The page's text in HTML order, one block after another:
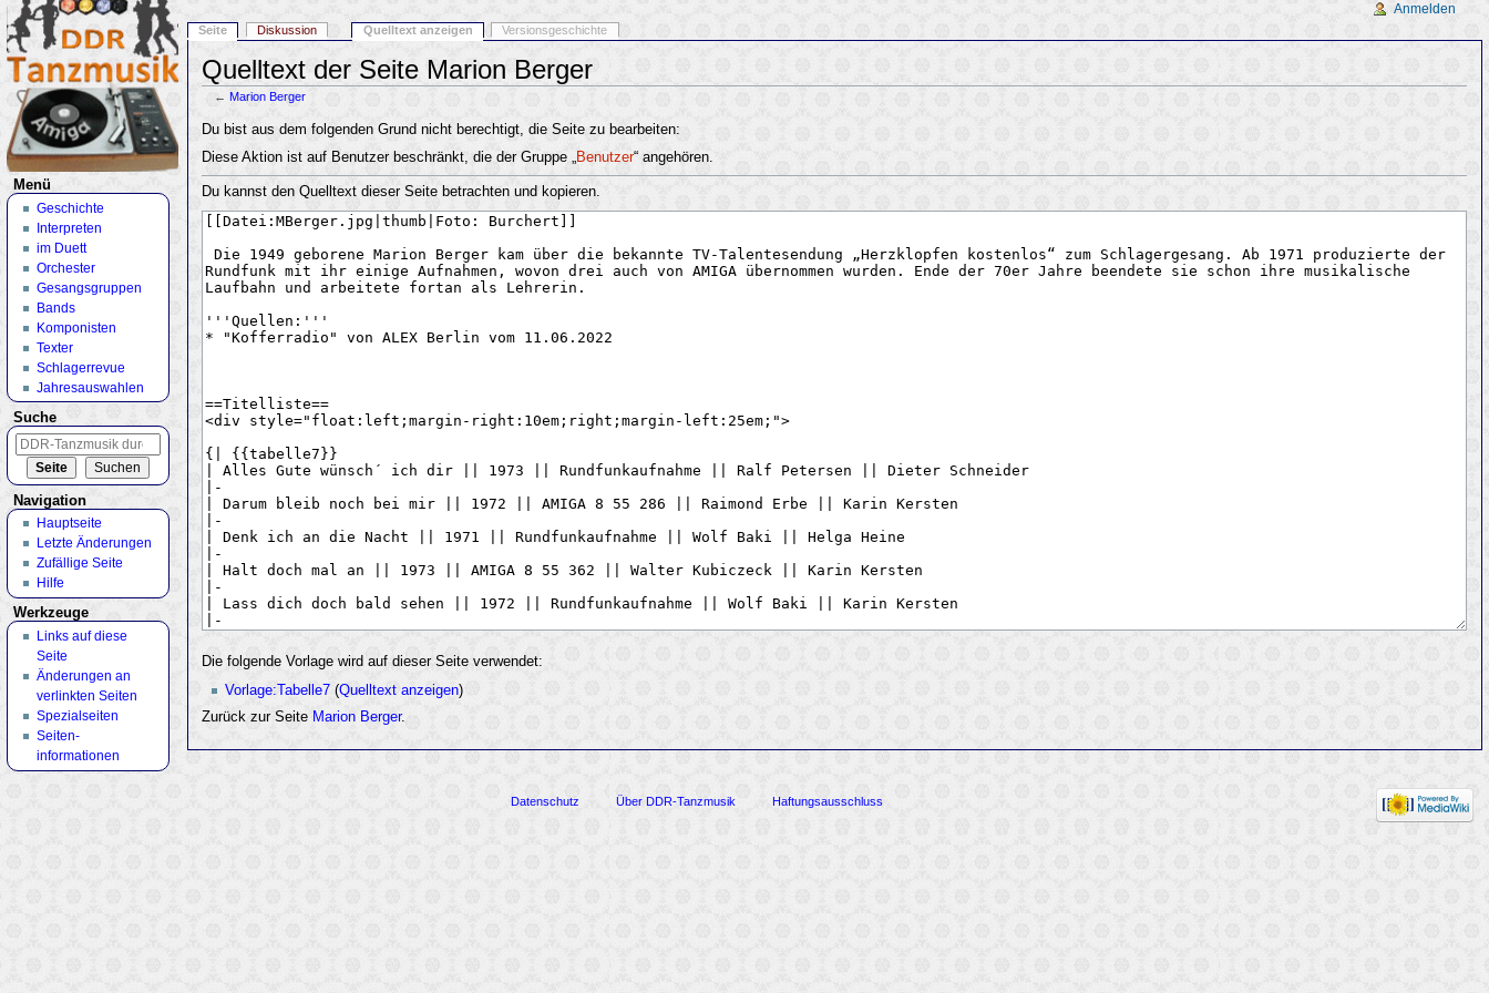
Quelltext der Seite Marion Berger
← Marion Berger
Du bist aus dem folgenden Grund nicht berechtigt, die Seite zu bearbeiten:
Diese Aktion ist auf Benutzer beschränkt, die der Gruppe „Benutzer“ angehören.
Du kannst den Quelltext dieser Seite betrachten und kopieren.
Die folgende Vorlage wird auf dieser Seite verwendet:
Vorlage:Tabelle7(Quelltext anzeigen)
Zurück zur Seite Marion Berger.
Seite Diskussion Quelltext anzeigen Versionsgeschichte
Anmelden
Menü
Geschichte
Interpreten
im Duett
Orchester
Gesangsgruppen
Bands
Komponisten
Texter
Schlagerrevue
Jahresauswahlen
Suche
Navigation
Hauptseite
Letzte Änderungen
Zufällige Seite
Hilfe
Werkzeuge
Links auf diese
Seite
Änderungen an
verlinkten Seiten
Spezialseiten
Seiten­
informationen
Datenschutz Über DDR-Tanzmusik Haftungsausschluss